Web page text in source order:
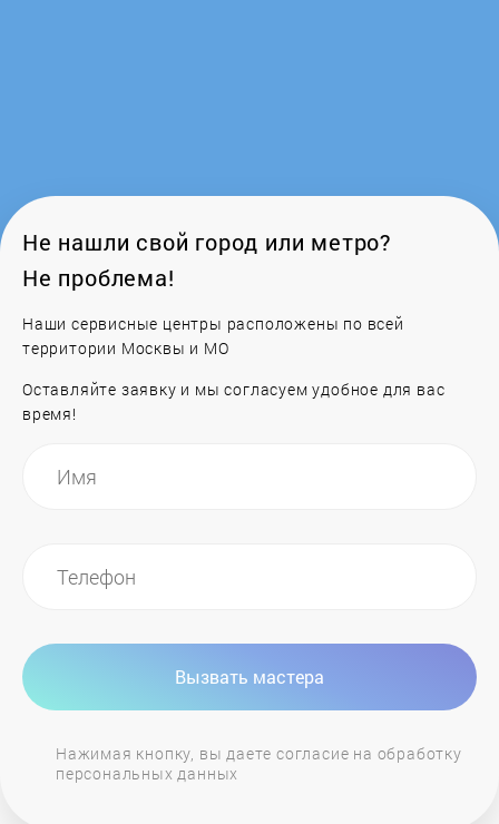
Gejzer
Hajdu
Hansa
Не нашли свой город или метро?
Не проблема!
Наши сервисные центры расположены по всей
территории Москвы и МО
Оставляйте заявку и мы согласуем удобное для вас
время!
Вызвать мастера
Нажимая кнопку, вы даете согласие на обработку
персональных данных